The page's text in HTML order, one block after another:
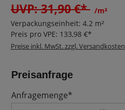
UVP: 31,90 €* /m²
Verpackungseinheit: 4.2 m²
Preis pro VPE: 133,98 €*
Preise inkl. MwSt. zzgl. Versandkosten
Preisanfrage
Anfragemenge*